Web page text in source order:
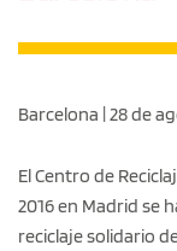
Barcelona | 28 de
El Centro de
2016 en Madrid se
reciclaje solidario